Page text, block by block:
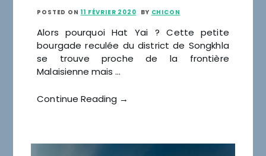
POSTED ON 11 FÉVRIER 2020 BY CHICON
Alors pourquoi Hat Yai ? Cette petite
bourgade reculée du district de Songkhla
se trouve proche de la frontière
Malaisienne mais …
Continue Reading →